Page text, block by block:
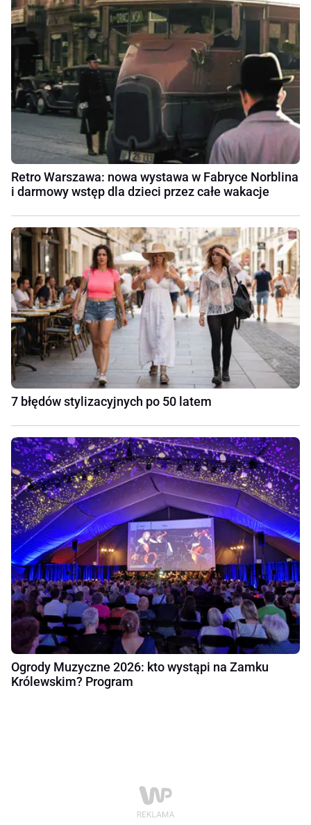
Retro Warszawa: nowa wystawa w Fabryce Norblina
i darmowy wstęp dla dzieci przez całe wakacje
7 błędów stylizacyjnych po 50 latem
Ogrody Muzyczne 2026: kto wystąpi na Zamku
Królewskim? Program